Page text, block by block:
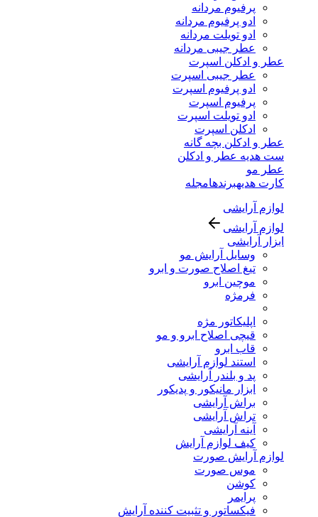
پرفیوم مردانه
ادو پرفیوم مردانه
ادو تویلت مردانه
عطر جیبی مردانه
عطر و ادکلن اسپرت
عطر جیبی اسپرت
ادو پرفیوم اسپرت
پرفیوم اسپرت
ادو تویلت اسپرت
ادکلن اسپرت
عطر و ادکلن بچه گانه
ست هدیه عطر و ادکلن
عطر مو
کارت هدیهبرندهامجله
لوازم آرایشی
لوازم آرایشی
ابزار آرایشی
وسایل آرایش مو
تیغ اصلاح صورت و ابرو
موچین ابرو
فرمژه
اپلیکاتور مژه
قیچی اصلاح ابرو و مو
قاب ابرو
استند لوازم آرایشی
پد و بلندر آرایشی
ابزار مانیکور و پدیکور
براش آرایشی
تراش آرایشی
آینه آرایشی
کیف لوازم آرایش
لوازم آرایش صورت
موس صورت
کوشن
پرایمر
فیکساتور و تثبیت کننده آرایش